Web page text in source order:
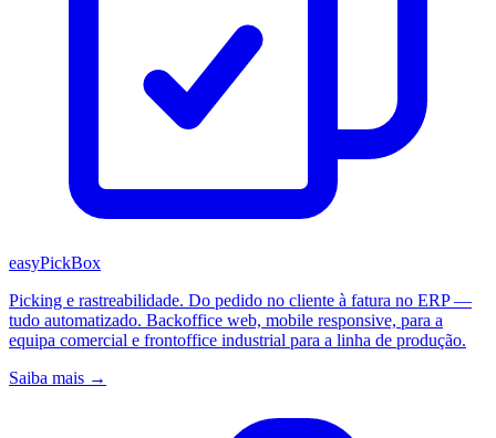
easyPickBox
Picking e rastreabilidade. Do pedido no cliente à fatura no ERP —
tudo automatizado. Backoffice web, mobile responsive, para a
equipa comercial e frontoffice industrial para a linha de produção.
Saiba mais →